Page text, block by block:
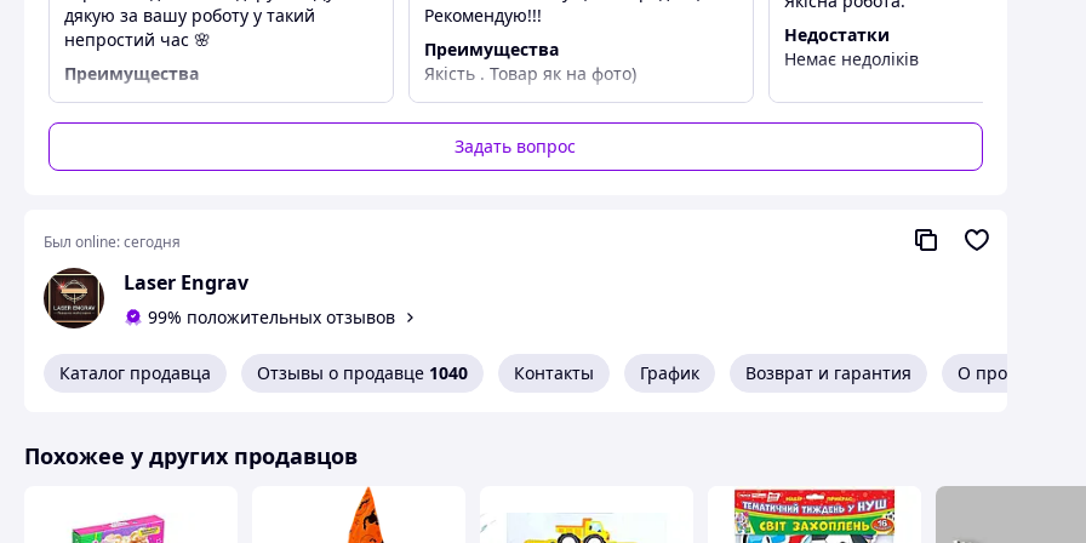
дякую за вашу роботу у такий
непростий час 🌸
Преимущества
Сподобалось все
Рекомендую!!!
Преимущества
Якість . Товар як на фото)
Недостатки
Недоліків немає
Недостатки
Немає недоліків
Задать вопрос
Был online:сегодня
Laser Engrav
99% положительных отзывов
Каталог продавца Отзывы о продавце 1040 Контакты График Возврат и гарантия О продавце
Похожее у других продавцов